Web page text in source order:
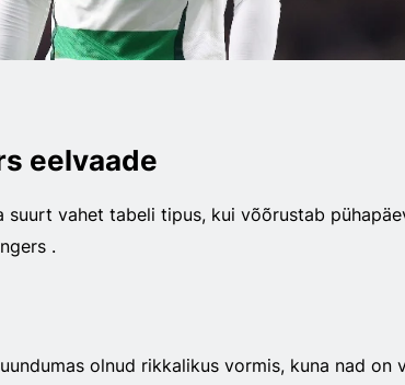
eelvaade
suurt vahet tabeli tipus, kui võõrustab
.
olnud rikkalikus vormis, kuna nad on